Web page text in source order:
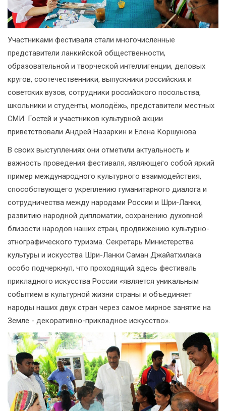
Участниками фестиваля стали многочисленные
представители ланкийской общественности,
образовательной и творческой интеллигенции, деловых
кругов, соотечественники, выпускники российских и
советских вузов, сотрудники российского посольства,
школьники и студенты, молодёжь, представители местных
СМИ. Гостей и участников культурной акции
приветствовали Андрей Назаркин и Елена Коршунова.
В своих выступлениях они отметили актуальность и
важность проведения фестиваля, являющего собой яркий
пример международного культурного взаимодействия,
способствующего укреплению гуманитарного диалога и
сотрудничества между народами России и Шри-Ланки,
развитию народной дипломатии, сохранению духовной
близости народов наших стран, продвижению культурно-
этнографического туризма. Секретарь Министерства
культуры и искусства Шри-Ланки Саман Джайатхилака
особо подчеркнул, что проходящий здесь фестиваль
прикладного искусства России «является уникальным
событием в культурной жизни страны и объединяет
народы наших двух стран через самое мирное занятие на
Земле - декоративно-прикладное искусство».